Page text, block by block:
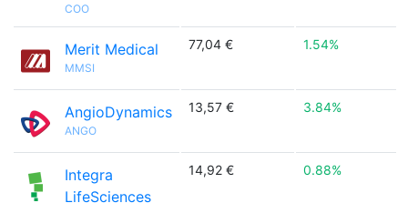
COO
Merit Medical
MMSI
77,04 € 1.54%
AngioDynamics
ANGO
13,57 € 3.84%
Integra
LifeSciences
14,92 € 0.88%